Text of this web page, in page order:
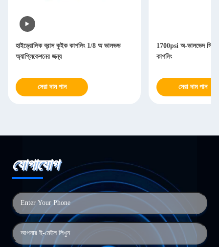
হাইড্রোলিক ব্রাস কুইক কাপলিং 1/8 অ ভালভড
অ্যাপ্লিকেশনের জন্য
সেরা দাম পান
1700psi অ-ভালভেদ
কাপলিং
সেরা দাম পান
যোগাযোগ